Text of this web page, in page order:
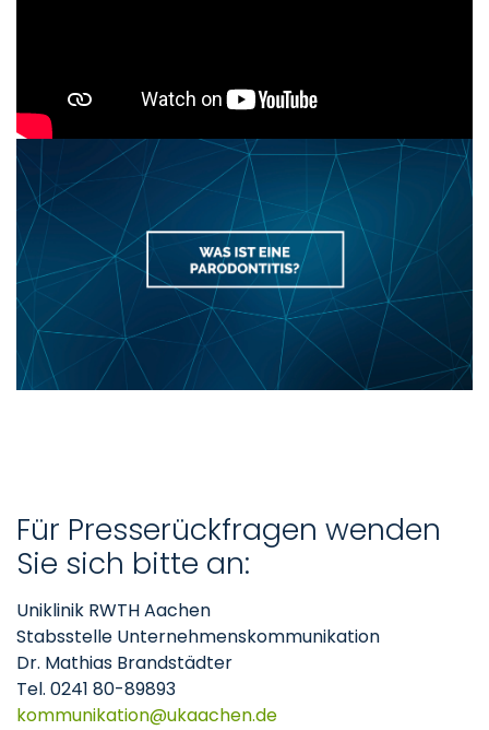
Für Presserückfragen wenden
Sie sich bitte an:
Uniklinik RWTH Aachen
Stabsstelle Unternehmenskommunikation
Dr. Mathias Brandstädter
Tel. 0241 80-89893
kommunikation
ukaachende